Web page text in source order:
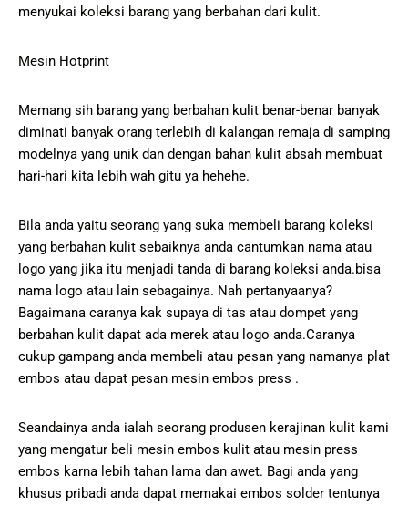
menyukai koleksi barang yang berbahan dari kulit.
Mesin Hotprint
Memang sih barang yang berbahan kulit benar-benar banyak
diminati banyak orang terlebih di kalangan remaja di samping
modelnya yang unik dan dengan bahan kulit absah membuat
hari-hari kita lebih wah gitu ya hehehe.
Bila anda yaitu seorang yang suka membeli barang koleksi
yang berbahan kulit sebaiknya anda cantumkan nama atau
logo yang jika itu menjadi tanda di barang koleksi anda.bisa
nama logo atau lain sebagainya. Nah pertanyaanya?
Bagaimana caranya kak supaya di tas atau dompet yang
berbahan kulit dapat ada merek atau logo anda.Caranya
cukup gampang anda membeli atau pesan yang namanya plat
embos atau dapat pesan mesin embos press .
Seandainya anda ialah seorang produsen kerajinan kulit kami
yang mengatur beli mesin embos kulit atau mesin press
embos karna lebih tahan lama dan awet. Bagi anda yang
khusus pribadi anda dapat memakai embos solder tentunya